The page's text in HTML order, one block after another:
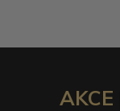
AKCE